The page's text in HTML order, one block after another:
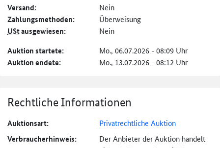
Versand: Nein
Zahlungs­methoden: Überweisung
UStausgewiesen: Nein
Auktion startete: Mo., 06.07.2026 - 08:09 Uhr
Auktion endete: Mo., 13.07.2026 - 08:12 Uhr
Rechtliche Informationen
Auktionsart: Privatrechtliche Auktion
Verbraucher­hinweis:
Der Anbieter der Auktion handelt